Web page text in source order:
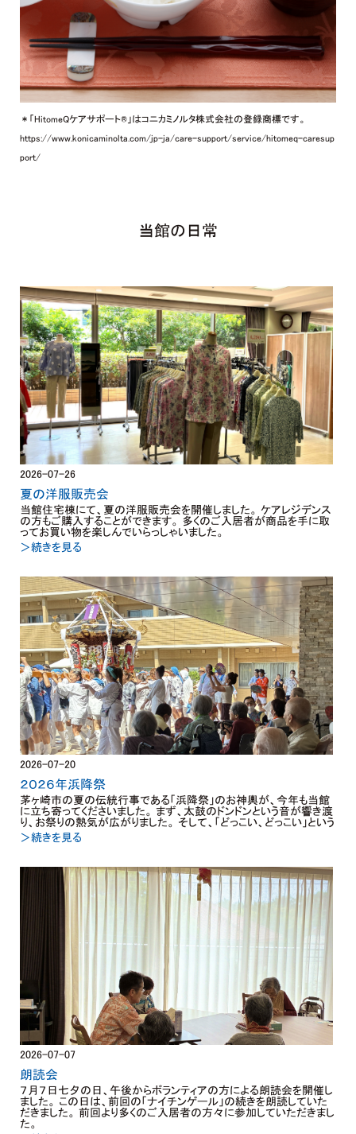
＊「HitomeQケアサポート®」はコニカミノルタ株式会社の登録商標です。
https://www.konicaminolta.com/jp-ja/care-support/service/hitomeq-caresup
port/
当館の日常
2026-07-26
夏の洋服販売会
当館住宅棟にて、夏の洋服販売会を開催しました。 ケアレジデンス
の方もご購入することができます。 多くのご入居者が商品を手に取
ってお買い物を楽しんでいらっしゃいました。
＞続きを見る
2026-07-20
２０２６年浜降祭
茅ヶ崎市の夏の伝統行事である「浜降祭」のお神輿が、今年も当館
に立ち寄ってくださいました。 まず、太鼓のドンドンという音が響き渡
り、お祭りの熱気が広がりました。 そして、「どっこい、どっこい」という
＞続きを見る
2026-07-07
朗読会
７月７日七夕の日、午後からボランティアの方による朗読会を開催し
ました。 この日は、前回の「ナイチンゲール」の続きを朗読していた
だきました。 前回より多くのご入居者の方々に参加していただきまし
た。